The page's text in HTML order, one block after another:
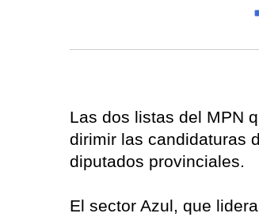
Las dos listas del MPN
dirimir las candidaturas
diputados provinciales.
El sector Azul, que